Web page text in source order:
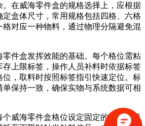
在威海零件盒的规格选择上，应根据
盒体尺寸，常用规格包括四格、六格
对应一种物料，通过物理分隔避免混
件盒发挥效能的基础。每个格位需粘
存上限标签，操作人员补料时依据标签
，取料时按照标签指引快速定位。标
保持一致，确保实物与系统数据可相
个威海零件盒格位设定固定的物料数量